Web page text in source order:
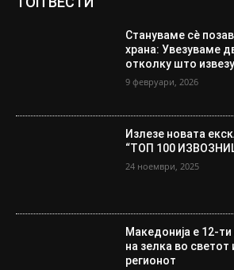
Стануваме сè
храна: Увезуваме
отколку што
9 февруари, 2026
Излезе новата
“ТОП 100
24 ноември, 2025
Македонија е 12-
на зелка во светот
регионот